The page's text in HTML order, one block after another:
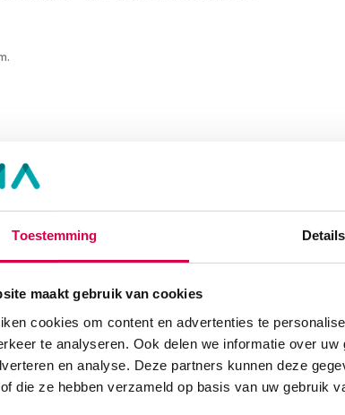
Toestemming Details
maakt gebruik van cookies
cookies om content en advertenties te
te analyseren. Ook delen we informatie over
en analyse. Deze partners kunnen deze
die ze hebben verzameld op basis van uw gebruik